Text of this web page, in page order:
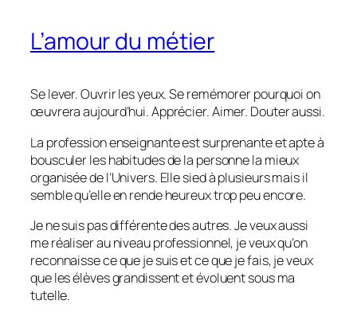
L’amour du métier
Se lever. Ouvrir les yeux. Se remémorer pourquoi on
œuvrera aujourd’hui. Apprécier. Aimer. Douter aussi.
La profession enseignante est surprenante et apte à
bousculer les habitudes de la personne la mieux
organisée de l’Univers. Elle sied à plusieurs mais il
semble qu’elle en rende heureux trop peu encore.
Je ne suis pas différente des autres. Je veux aussi
me réaliser au niveau professionnel, je veux qu’on
reconnaisse ce que je suis et ce que je fais, je veux
que les élèves grandissent et évoluent sous ma
tutelle.